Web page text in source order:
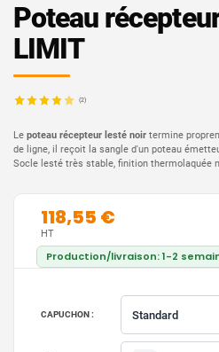
Poteau
LIMIT
(2)
Le poteau récepteur lesté noir termine
de ligne, il reçoit la sangle d'un poteau
Socle lesté très stable, finition thermolaquée
118,55 €
Production/livraison: 1-2
HT
CAPUCHON : Standard